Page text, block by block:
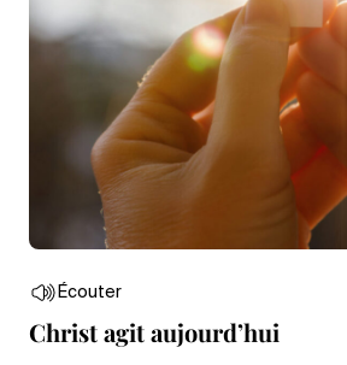
Écouter
Christ agit aujourd’hui